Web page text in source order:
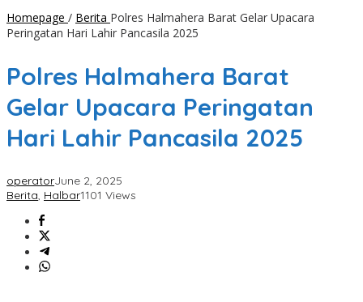
Homepage / Berita Polres Halmahera Barat Gelar Upacara
Peringatan Hari Lahir Pancasila 2025
Polres Halmahera Barat
Gelar Upacara Peringatan
Hari Lahir Pancasila 2025
operatorJune 2, 2025
Berita, Halbar1101 Views